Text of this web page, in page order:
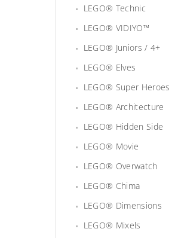
LEGO® Technic
LEGO® VIDIYO™
LEGO® Juniors / 4+
LEGO® Elves
LEGO® Super Heroes
LEGO® Architecture
LEGO® Hidden Side
LEGO® Movie
LEGO® Overwatch
LEGO® Chima
LEGO® Dimensions
LEGO® Mixels